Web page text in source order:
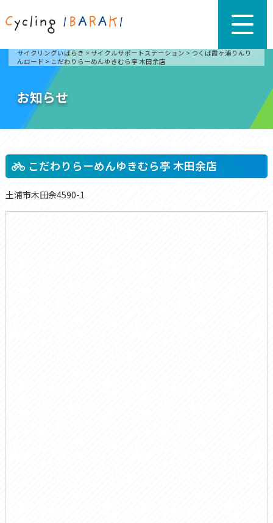
サイクリングいばらき > サイクルサポートステーション > つくば霞ヶ浦りんり
んロード > こだわりらーめんゆきむら亭 木田余店
お知らせ
こだわりらーめんゆきむら亭 木田余店
土浦市木田余4590-1